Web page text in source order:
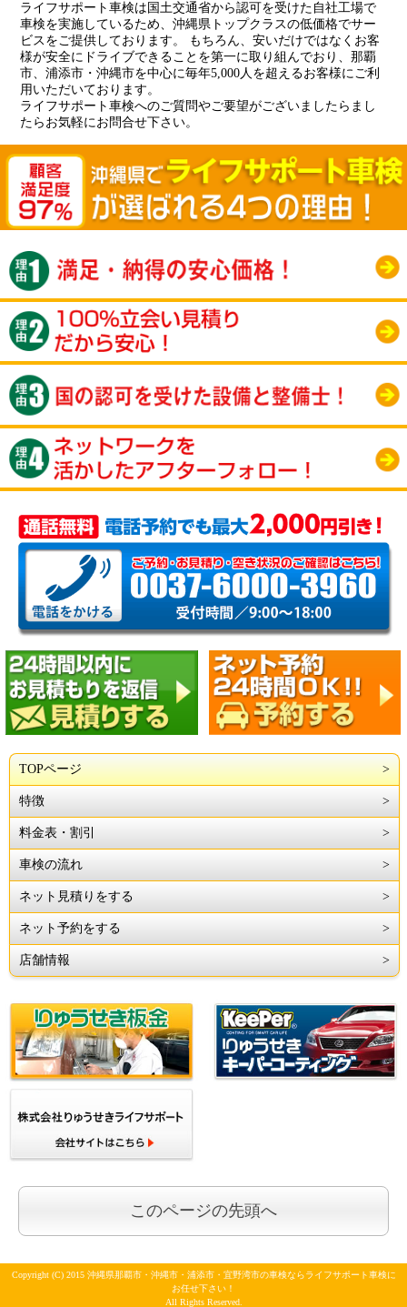
ライフサポート車検は国土交通省から認可を受けた自社工場で
車検を実施しているため、沖縄県トップクラスの低価格でサー
ビスをご提供しております。 もちろん、安いだけではなくお客
様が安全にドライブできることを第一に取り組んでおり、那覇
市、浦添市・沖縄市を中心に毎年5,000人を超えるお客様にご利
用いただいております。
ライフサポート車検へのご質問やご要望がございましたらまし
たらお気軽にお問合せ下さい。
TOPページ
特徴
料金表・割引
車検の流れ
ネット見積りをする
ネット予約をする
店舗情報
このページの先頭へ
Copyright (C) 2015 沖縄県那覇市・沖縄市・浦添市・宜野湾市の車検ならライフサポート車検に
お任せ下さい！
All Rights Reserved.